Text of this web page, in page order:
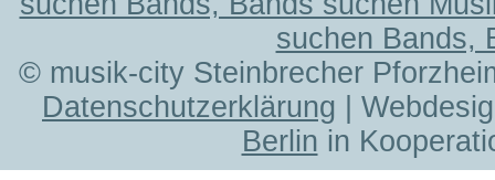
suchen Bands,
© musik-city Steinbrecher
Datenschutzerklärung |
Berlin in